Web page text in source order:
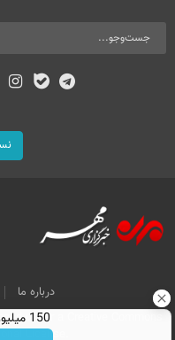
درباره ما
under a Creative Commons
License.
150 میلیون اعتبار تکنوپی + 1 میلیون تومن هدیه طلا